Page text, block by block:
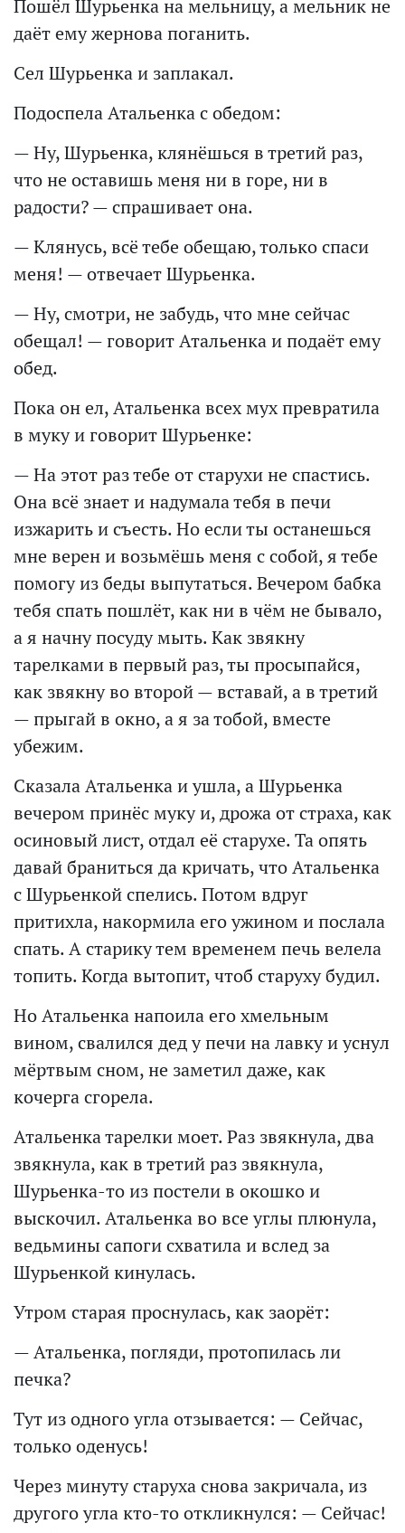
Пошёл Шурьенка на мельницу, а мельник не
даёт ему жернова поганить.
Сел Шурьенка и заплакал.
Подоспела Атальенка с обедом:
— Ну, Шурьенка, клянёшься в третий раз,
что не оставишь меня ни в горе, ни в
радости? — спрашивает она.
— Клянусь, всё тебе обещаю, только спаси
меня! — отвечает Шурьенка.
— Ну, смотри, не забудь, что мне сейчас
обещал! — говорит Атальенка и подаёт ему
обед.
Пока он ел, Атальенка всех мух превратила
в муку и говорит Шурьенке:
— На этот раз тебе от старухи не спастись.
Она всё знает и надумала тебя в печи
изжарить и съесть. Но если ты останешься
мне верен и возьмёшь меня с собой, я тебе
помогу из беды выпутаться. Вечером бабка
тебя спать пошлёт, как ни в чём не бывало,
а я начну посуду мыть. Как звякну
тарелками в первый раз, ты просыпайся,
как звякну во второй — вставай, а в третий
— прыгай в окно, а я за тобой, вместе
убежим.
Сказала Атальенка и ушла, а Шурьенка
вечером принёс муку и, дрожа от страха, как
осиновый лист, отдал её старухе. Та опять
давай браниться да кричать, что Атальенка
с Шурьенкой спелись. Потом вдруг
притихла, накормила его ужином и послала
спать. А старику тем временем печь велела
топить. Когда вытопит, чтоб старуху будил.
Но Атальенка напоила его хмельным
вином, свалился дед у печи на лавку и уснул
мёртвым сном, не заметил даже, как
кочерга сгорела.
Атальенка тарелки моет. Раз звякнула, два
звякнула, как в третий раз звякнула,
Шурьенка-то из постели в окошко и
выскочил. Атальенка во все углы плюнула,
ведьмины сапоги схватила и вслед за
Шурьенкой кинулась.
Утром старая проснулась, как заорёт:
— Атальенка, погляди, протопилась ли
печка?
Тут из одного угла отзывается: — Сейчас,
только оденусь!
Через минуту старуха снова закричала, из
другого угла кто-то откликнулся: — Сейчас!